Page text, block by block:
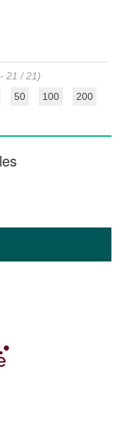
21 / 21)
50 100 200